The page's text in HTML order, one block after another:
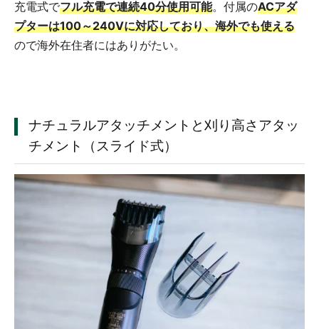
充電式でフル充電で連続40分使用可能。付属のACアダ
プターは100～240Vに対応しており、海外でも使える
ので海外在住者にはありがたい。
ナチュラルアタッチメントと刈り高さアタッ
チメント（スライド式）